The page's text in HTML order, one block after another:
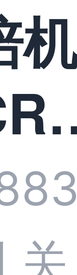
机
头
应
关